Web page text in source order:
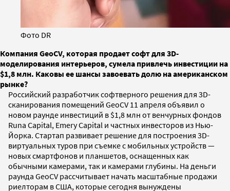
Фото DR
Компания GeoCV, которая продает софт для 3D-
моделирования интерьеров, сумела привлечь инвестиции на
$1,8 млн. Каковы ее шансы завоевать долю на американском
рынке?
Российский разработчик софтверного решения для 3D-
сканирования помещений GeoCV 11 апреля объявил о
новом раунде инвестиций в $1,8 млн от венчурных фондов
Runa Capital, Emery Capital и частных инвесторов из Нью-
Йорка. Стартап развивает решение для построения 3D-
виртуальных туров при съемке с мобильных устройств —
новых смартфонов и планшетов, оснащенных как
обычными камерами, так и камерами глубины. На деньги
раунда GeoCV рассчитывает начать масштабные продажи
риелторам в США, которые сегодня вынуждены